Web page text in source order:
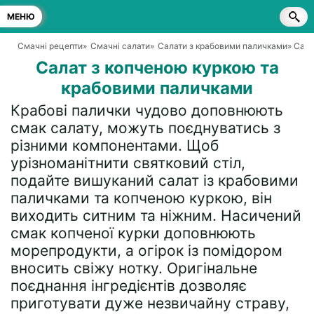
МЕНЮ
Смачні рецепти» Смачні салати» Салати з крабовими паличками»
Салат з копченою куркою та
крабовими паличками
Крабові палички чудово доповнюють
смак салату, можуть поєднуватись з
різними компонентами. Щоб
урізноманітнити святковий стіл,
подайте вишуканий салат із крабовими
паличками та копченою куркою, він
виходить ситним та ніжним. Насичений
смак копченої курки доповнюють
морепродукти, а огірок із помідором
вносить свіжу нотку. Оригінальне
поєднання інгредієнтів дозволяє
приготувати дуже незвичайну страву,